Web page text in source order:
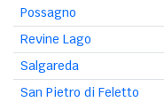
Possagno
Revine Lago
Salgareda
San Pietro di Feletto